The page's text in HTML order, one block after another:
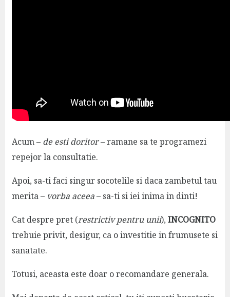
Acum –de esti doritor– ramane sa te programezi
repejor la consultatie.
Apoi, sa-ti faci singur socotelile si daca zambetul tau
merita – vorba aceea– sa-ti si iei inima in dinti!
Cat despre pret (restrictiv pentru unii),INCOGNITO
trebuie privit, desigur, ca o investitie in frumusete si
sanatate.
Totusi, aceasta este doar o recomandare generala.